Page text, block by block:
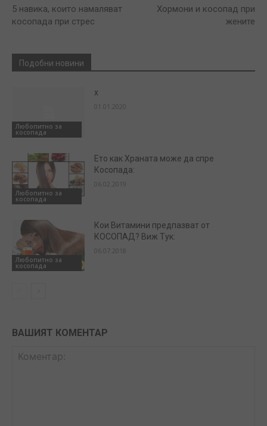
5 навика, които намаляват
косопада при стрес
Хормони и косопад при
жените
Подобни новини
Любопитно за
косопада
x
01.01.2020
Любопитно за
косопада
Ето как Храната може да спре
Косопада:
06.02.2019
Любопитно за
косопада
Кои Витамини предпазват от
КОСОПАД? Виж Тук:
06.07.2018
ВАШИЯТ КОМЕНТАР